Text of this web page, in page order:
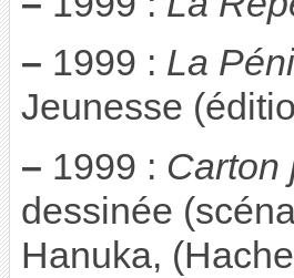
– 1999 : La
Jeunesse
– 1999 : Carton
dessinée
Hanuka,